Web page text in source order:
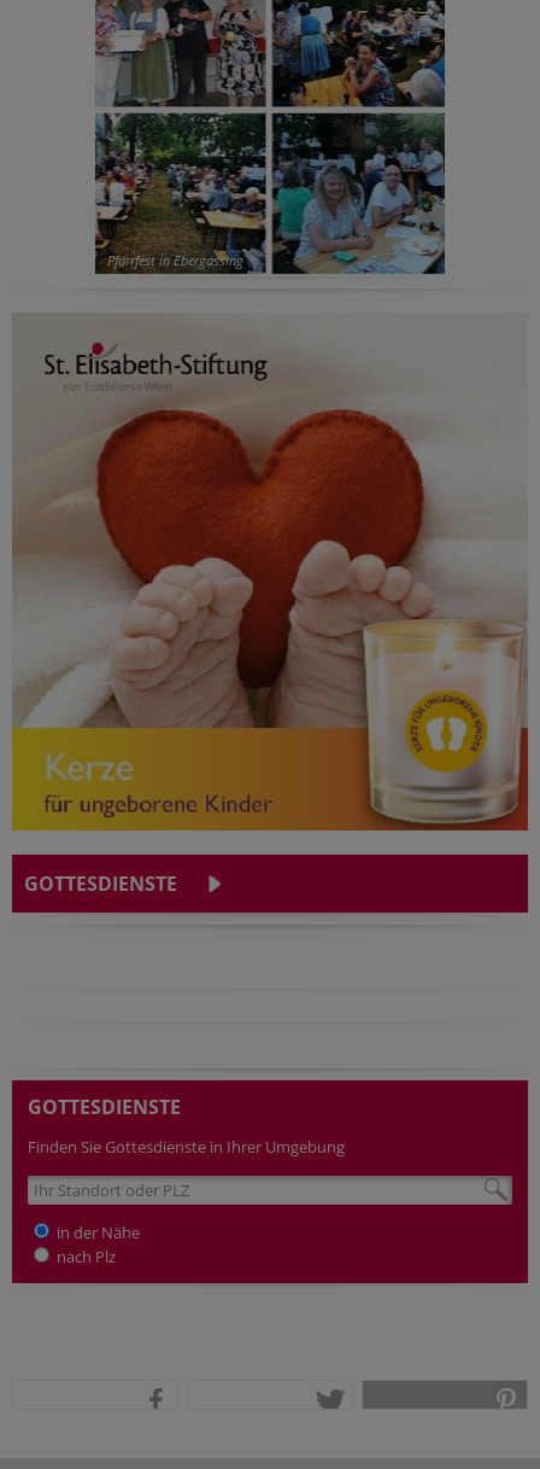
Pfarrfest in Ebergassing
GOTTESDIENSTE
GOTTESDIENSTE
Finden Sie Gottesdienste in Ihrer Umgebung
in der Nähe
nach Plz